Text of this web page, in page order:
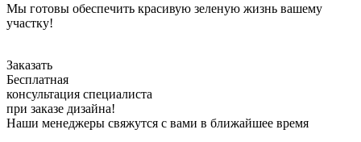
Мы готовы обеспечить красивую зеленую жизнь вашему
участку!
Заказать
Бесплатная
консультация специалиста
при заказе дизайна!
Наши менеджеры свяжутся с вами в ближайшее время